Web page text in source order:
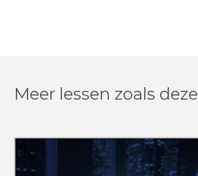
Meer lessen zoals deze